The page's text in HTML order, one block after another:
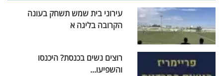
עירוני בית שמש תשחק בעונה
הקרובה בליגה א
רוצים נשים בכנסת? היכנסו
והשפיעו...